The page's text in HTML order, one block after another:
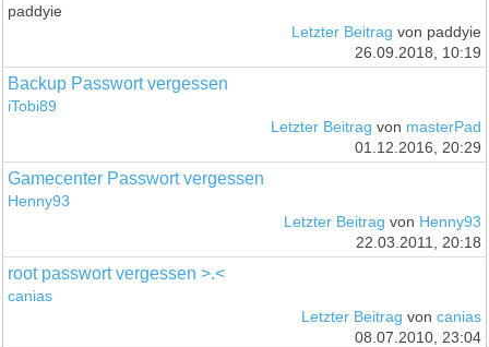
paddyie
Letzter Beitrag von paddyie
26.09.2018, 10:19
Backup Passwort vergessen
iTobi89
Letzter Beitrag von masterPad
01.12.2016, 20:29
Gamecenter Passwort vergessen
Henny93
Letzter Beitrag von Henny93
22.03.2011, 20:18
root passwort vergessen >.<
canias
Letzter Beitrag von canias
08.07.2010, 23:04